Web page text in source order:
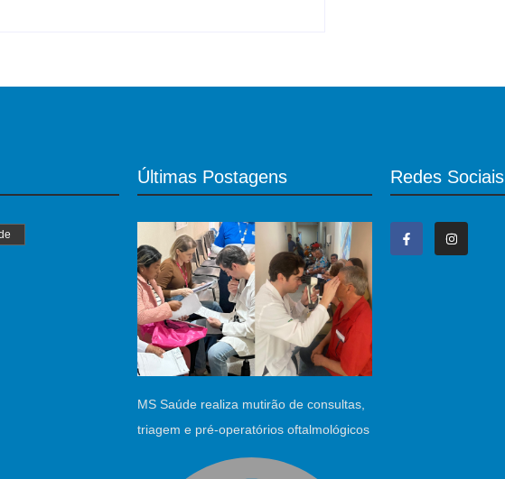
Últimas Postagens
MS Saúde realiza mutirão de consultas,
triagem e pré-operatórios oftalmológicos
Redes Sociais